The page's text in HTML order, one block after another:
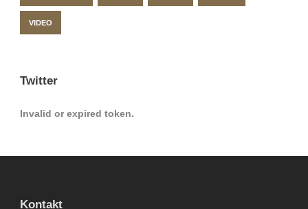
VIDEO
Twitter
Invalid or expired token.
Kontakt